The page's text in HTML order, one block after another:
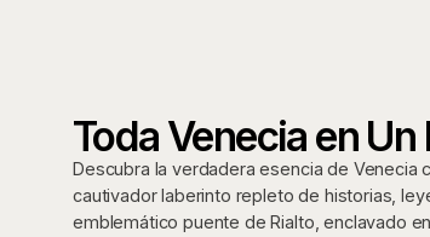
Toda Venecia en
Descubra la verdadera esencia de Venecia
cautivador laberinto repleto de historias,
emblemático puente de Rialto, enclavado